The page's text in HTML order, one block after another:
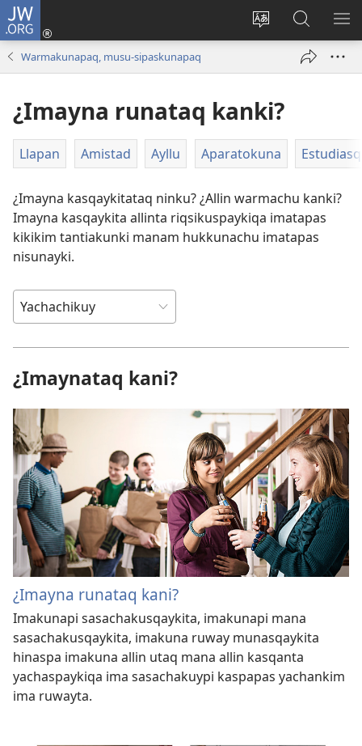
JW.ORG
Rimaynikita
cambianapaq
Qallarinaykipaq
(abre
JW.ORG
nisqapi
Warmakunapaq, musu-sipaskunapaq
¿Imayna runataq kanki?
Llapan Amistad Ayllu Aparatokuna
¿Imayna kasqaykitataq ninku? ¿Allin warmachu kanki?
Imayna kasqaykita allinta riqsikuspaykiqa imatapas
kikikim tantiakunki manam hukkunachu imatapas
nisunayki.
¿Imaynataq kani?
¿Imayna runataq kani?
Imakunapi sasachakusqaykita, imakunapi mana
sasachakusqaykita, imakuna ruway munasqaykita
hinaspa imakuna allin utaq mana allin kasqanta
yachaspaykiqa ima sasachakuypi kaspapas yachankim
ima ruwayta.